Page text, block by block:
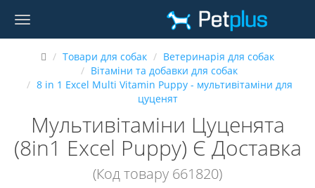
Товари для собак
Ветеринарія для собак
Вітаміни та добавки для собак
8 in 1 Excel Multi Vitamin Puppy - мультивітаміни для
цуценят
Мультивітаміни Цуценята
(8in1 Excel Puppy) Є Доставка
(Код товару 661820)